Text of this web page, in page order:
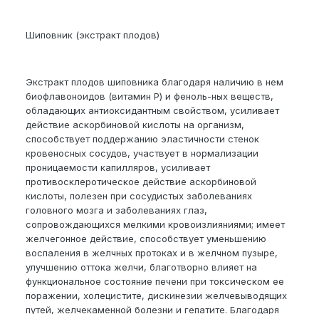
Шиповник (экстракт плодов)
Экстракт плодов шиповника благодаря наличию в нем
биофлавоноидов (витамин Р) и феноль-ных веществ,
обладающих антиоксидантным свойством, усиливает
действие аскорбиновой кислоты на организм,
способствует поддержанию эластичности стенок
кровеносных сосудов, участвует в нормализации
проницаемости капилляров, усиливает
противосклеротическое действие аскорбиновой
кислоты, полезен при сосудистых заболеваниях
головного мозга и заболеваниях глаз,
сопровождающихся мелкими кровоизлияниями; имеет
желчегонное действие, способствует уменьшению
воспаления в желчных протоках и в желчном пузыре,
улучшению оттока желчи, благотворно влияет на
функциональное состояние печени при токсическом ее
поражении, холецистите, дискинезии желчевыводящих
путей, желчекаменной болезни и гепатите. Благодаря